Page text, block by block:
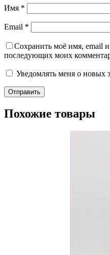
Имя *
Email *
Сохранить моё имя, email и
последующих моих
Уведомлять меня о новых
Похожие товары